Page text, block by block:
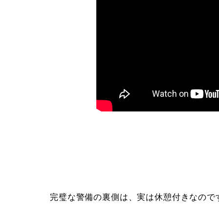
完璧な警備の裏側は、実は休憩付きなので